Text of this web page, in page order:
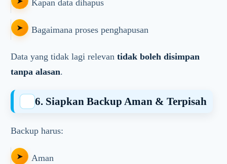
Kapan data dihapus
Bagaimana proses penghapusan
Data yang tidak lagi relevantidak boleh disimpan
tanpa alasan.
6. Siapkan Backup Aman & Terpisah
Backup harus:
Aman